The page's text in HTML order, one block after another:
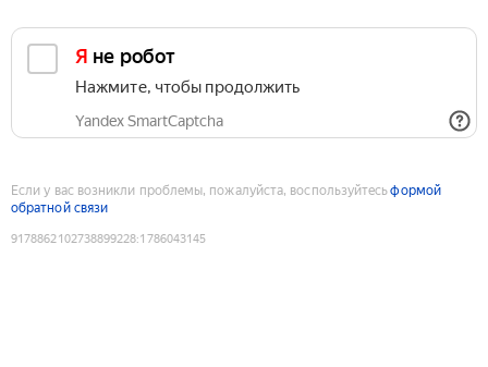
Я не робот
Нажмите, чтобы продолжить
Yandex SmartCaptcha
Если у вас возникли проблемы, пожалуйста, воспользуйтесьформой
обратной связи
9178862102738899228:1786043145